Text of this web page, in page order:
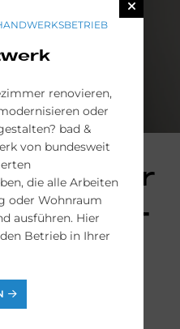
renovieren,
oder
bad &
von bundesweit
die alle Arbeiten
oder Wohnraum
ausführen. Hier
Betrieb in Ihrer